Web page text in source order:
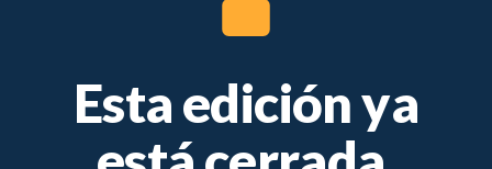
Esta edición ya